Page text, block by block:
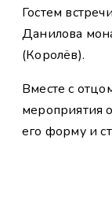
Гостем
Данилова
(Королёв).
Вместе с
мероприятия
его форму и